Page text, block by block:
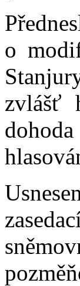
o
zvlášť